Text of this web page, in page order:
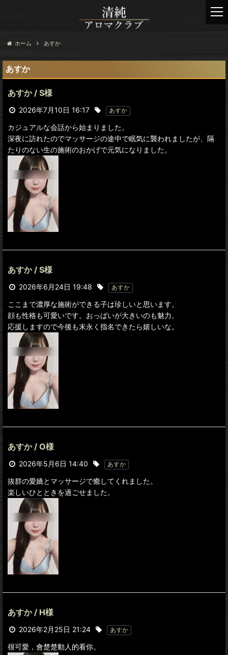
ホーム あすか
あすか
あすか / S様
2026年7月10日 16:17 あすか
カジュアルな会話から始まりました。
深夜に訪れたのでマッサージの途中で眠気に襲われましたが、隔
たりのない生の施術のおかげで元気になりました。
あすか / S様
2026年6月24日 19:48 あすか
ここまで濃厚な施術ができる子は珍しいと思います。
顔も性格も可愛いです。おっぱいが大きいのも魅力。
応援しますので今後も末永く指名できたら嬉しいな。
あすか / O様
2026年5月6日 14:40 あすか
抜群の愛嬌とマッサージで癒してくれました。
楽しいひとときを過ごせました。
あすか / H様
2026年2月25日 21:24 あすか
很可愛，會楚楚動人的看你。
t
n